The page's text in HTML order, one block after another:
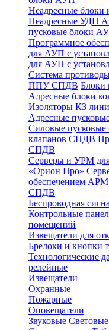
Неадресные блоки
Неадресные УДП
пусковые блоки
Программное
для АУП с
для АУП с
Система
ППУ СПДВ Блоки
Адресные блоки
Изоляторы КЗ
Адресные
Силовые
клапанов СПДВ
СПДВ
Серверы и УРМ
«Орион Про»
обеспечением
СПДВ
Беспроводная
Контрольные
помещений
Извещатели для
Брелоки и кнопки
Технологические
релейные
Извещатели
Охранные
Пожарные
Оповещатели
Звуковые Световые